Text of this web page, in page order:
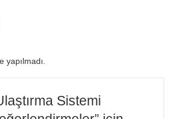
Sistemi